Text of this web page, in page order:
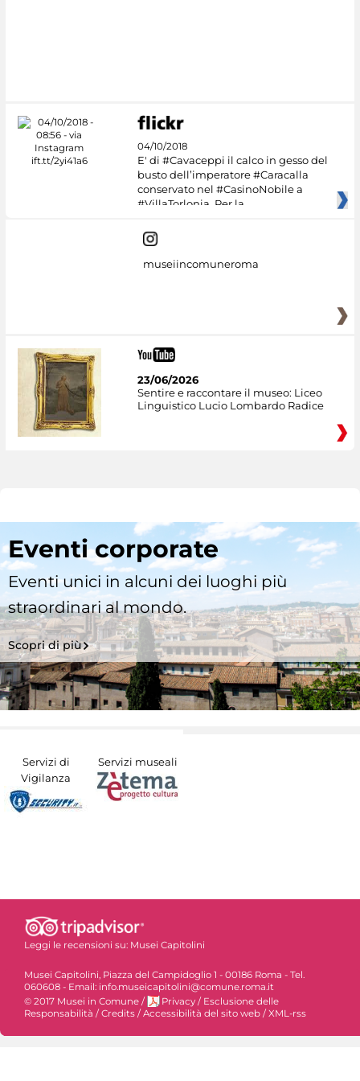
04/10/2018
E' di #Cavaceppi il calco in gesso del
busto dell’imperatore #Caracalla
conservato nel #CasinoNobile a
#VillaTorlonia. Per la
museiincomuneroma
23/06/2026
Sentire e raccontare il museo: Liceo
Linguistico Lucio Lombardo Radice
Eventi corporate
Eventi unici in alcuni dei luoghi più
straordinari al mondo.
Scopri di più
Servizi di
Vigilanza
Servizi museali
Leggi le recensioni su: Musei Capitolini
Musei Capitolini, Piazza del Campidoglio 1 - 00186 Roma - Tel.
060608 - Email: info.museicapitolini@comune.roma.it
© 2017 Musei in Comune / Privacy / Esclusione delle
Responsabilità /Credits /Accessibilità del sito web /XML-rss